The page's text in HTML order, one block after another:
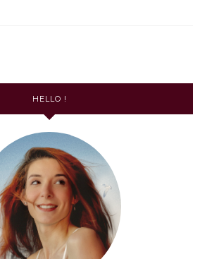
HELLO !